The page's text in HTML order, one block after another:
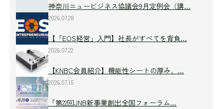
神奈川ニュービジネス協議会9月定例会（講…
2026.07.28
【「EOS経営」入門】社長がすべてを背負…
2026.07.22
【KNBC会員紹介】機能性シートの厚み、…
2026.07.15
「第22回JNB新事業創出全国フォーラム…